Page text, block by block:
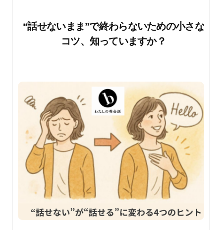
“話せないまま”で終わらないための小さな
コツ、知っていますか？